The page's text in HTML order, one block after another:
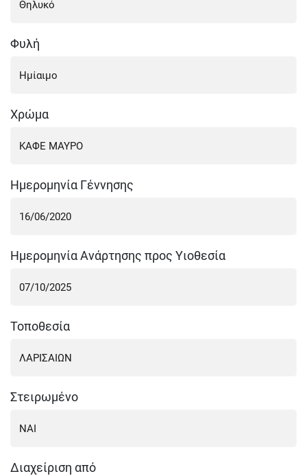
Φυλή
Χρώμα
Ημερομηνία Γέννησης
Ημερομηνία Ανάρτησης προς Υιοθεσία
Τοποθεσία
Στειρωμένο
Διαχείριση από